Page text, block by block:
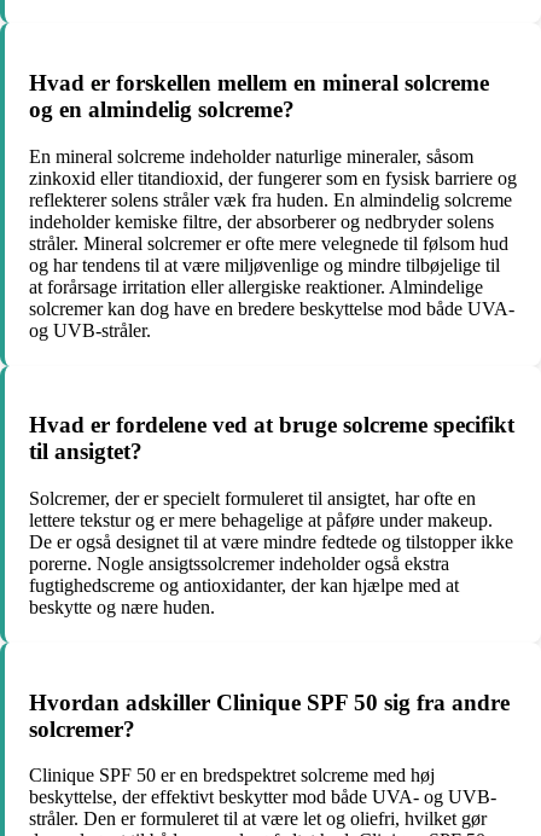
Hvad er forskellen mellem en mineral solcreme
og en almindelig solcreme?
En mineral solcreme indeholder naturlige mineraler, såsom
zinkoxid eller titandioxid, der fungerer som en fysisk barriere og
reflekterer solens stråler væk fra huden. En almindelig solcreme
indeholder kemiske filtre, der absorberer og nedbryder solens
stråler. Mineral solcremer er ofte mere velegnede til følsom hud
og har tendens til at være miljøvenlige og mindre tilbøjelige til
at forårsage irritation eller allergiske reaktioner. Almindelige
solcremer kan dog have en bredere beskyttelse mod både UVA-
og UVB-stråler.
Hvad er fordelene ved at bruge solcreme specifikt
til ansigtet?
Solcremer, der er specielt formuleret til ansigtet, har ofte en
lettere tekstur og er mere behagelige at påføre under makeup.
De er også designet til at være mindre fedtede og tilstopper ikke
porerne. Nogle ansigtssolcremer indeholder også ekstra
fugtighedscreme og antioxidanter, der kan hjælpe med at
beskytte og nære huden.
Hvordan adskiller Clinique SPF 50 sig fra andre
solcremer?
Clinique SPF 50 er en bredspektret solcreme med høj
beskyttelse, der effektivt beskytter mod både UVA- og UVB-
stråler. Den er formuleret til at være let og oliefri, hvilket gør